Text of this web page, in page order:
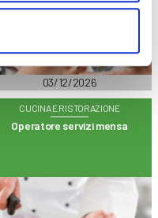
03/12/2026
CUCINA E RISTORAZIONE
Operatore servizi mensa